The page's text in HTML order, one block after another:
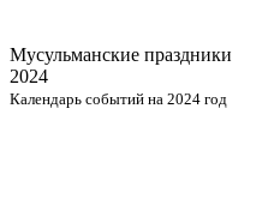
Мусульманские праздники
2024
Календарь событий на 2024 год